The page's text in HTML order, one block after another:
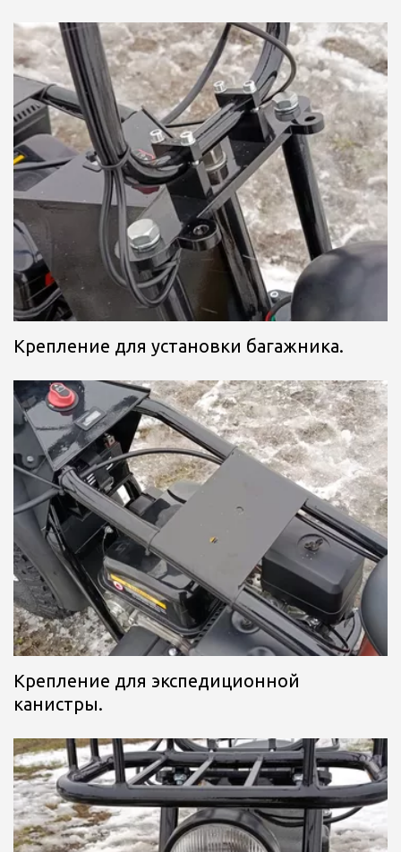
Крепление для установки багажника.
Крепление для экспедиционной
канистры.